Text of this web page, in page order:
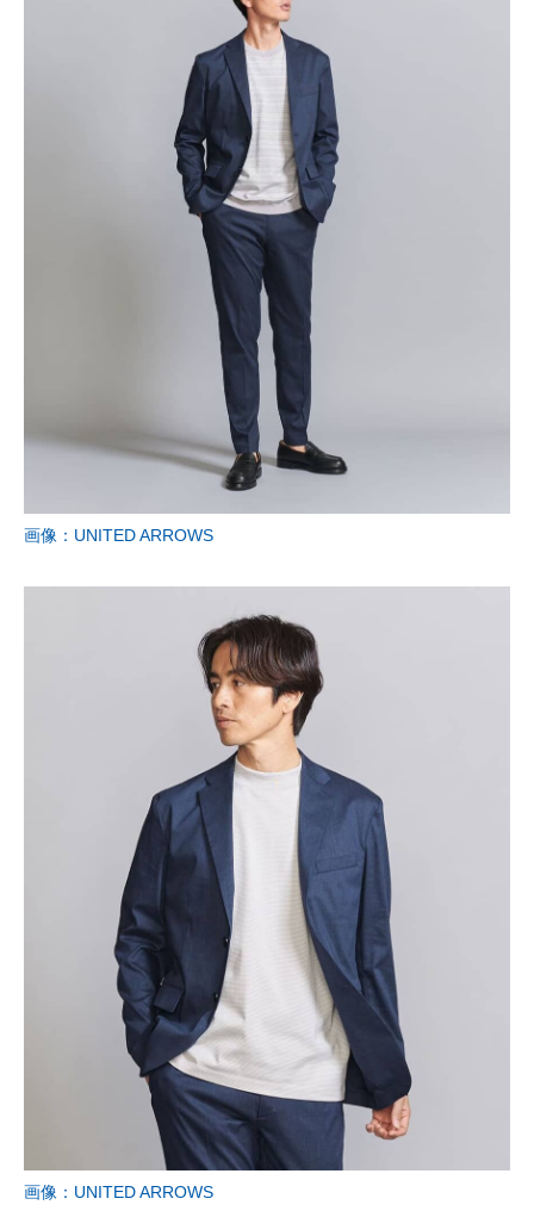
画像：UNITED ARROWS
画像：UNITED ARROWS